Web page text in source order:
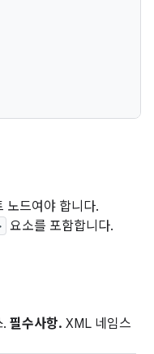
노드여야 합니다.
요소를 포함합니다.
. 필수사항. XML 네임스